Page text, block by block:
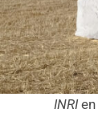
INRIen